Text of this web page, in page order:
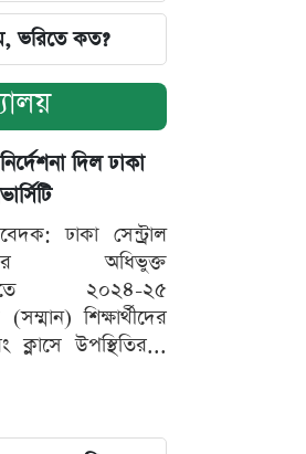
ভরিতে কত?
দিল ঢাকা
ঢাকা সেন্ট্রাল
অধিভুক্ত
২০২৪-২৫
শিক্ষার্থীদের
ক্লাসে উপস্থিতির...